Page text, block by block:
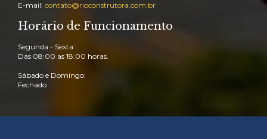
E-mail: contato@rioconstrutora.com.br
Horário de Funcionamento
Segunda - Sexta:
Das 08:00 as 18:00 horas.
Sábado e Domingo:
Fechado